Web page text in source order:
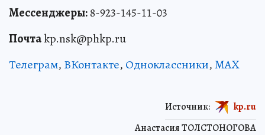
Мессенджеры:8-923-145-11-03
Почтаkp.nsk@phkp.ru
Телеграм, ВКонтакте, Одноклассники,MAX
Анастасия ТОЛСТОНОГОВА
Источник: kp.ru